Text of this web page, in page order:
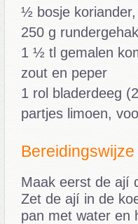
½ bosje
250 g
1 ½ tl gemalen
zout en peper
1 rol bladerdeeg
partjes limoen,
Bereidingswijze
Maak eerst de ají
Zet de ají in de
pan met water en